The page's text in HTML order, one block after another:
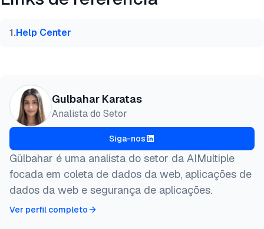
@misc{karatas2026,
title  = {{Melhores Proxies para Instagram: IPs
}
1.Help Center
Gulbahar Karatas
Analista do Setor
Siga-nos
Gülbahar é uma analista do setor da AIMultiple
focada em coleta de dados da web, aplicações de
dados da web e segurança de aplicações.
Ver perfil completo